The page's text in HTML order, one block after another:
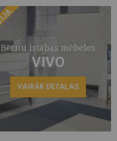
Bērnu istabas mēbeles
VIVO
VAIRĀK DETAĻAS